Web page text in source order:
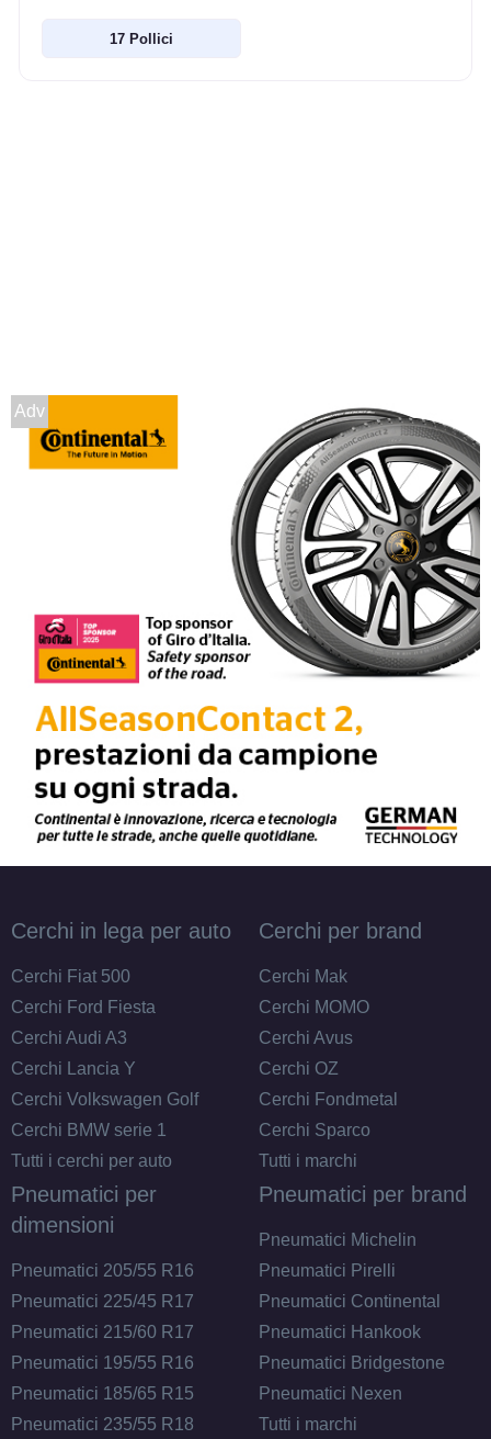
17 Pollici
Adv
Cerchi in lega per auto
Cerchi Fiat 500
Cerchi Ford Fiesta
Cerchi Audi A3
Cerchi Lancia Y
Cerchi Volkswagen Golf
Cerchi BMW serie 1
Tutti i cerchi per auto
Cerchi per brand
Cerchi Mak
Cerchi MOMO
Cerchi Avus
Cerchi OZ
Cerchi Fondmetal
Cerchi Sparco
Tutti i marchi
Pneumatici per
dimensioni
Pneumatici 205/55 R16
Pneumatici 225/45 R17
Pneumatici 215/60 R17
Pneumatici 195/55 R16
Pneumatici 185/65 R15
Pneumatici 235/55 R18
Pneumatici per brand
Pneumatici Michelin
Pneumatici Pirelli
Pneumatici Continental
Pneumatici Hankook
Pneumatici Bridgestone
Pneumatici Nexen
Tutti i marchi